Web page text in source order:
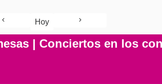
Hoy
| Conciertos en los